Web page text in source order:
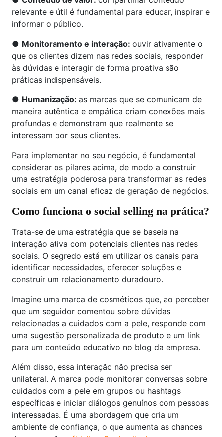
relevante e útil é fundamental para educar, inspirar e
informar o público.
● Monitoramento e interação: ouvir ativamente o
que os clientes dizem nas redes sociais, responder
às dúvidas e interagir de forma proativa são
práticas indispensáveis.
● Humanização: as marcas que se comunicam de
maneira autêntica e empática criam conexões mais
profundas e demonstram que realmente se
interessam por seus clientes.
Para implementar no seu negócio, é fundamental
considerar os pilares acima, de modo a construir
uma estratégia poderosa para transformar as redes
sociais em um canal eficaz de geração de negócios.
Como funciona o social selling na prática?
Trata-se de uma estratégia que se baseia na
interação ativa com potenciais clientes nas redes
sociais. O segredo está em utilizar os canais para
identificar necessidades, oferecer soluções e
construir um relacionamento duradouro.
Imagine uma marca de cosméticos que, ao perceber
que um seguidor comentou sobre dúvidas
relacionadas a cuidados com a pele, responde com
uma sugestão personalizada de produto e um link
para um conteúdo educativo no blog da empresa.
Além disso, essa interação não precisa ser
unilateral. A marca pode monitorar conversas sobre
cuidados com a pele em grupos ou hashtags
específicas e iniciar diálogos genuínos com pessoas
interessadas. É uma abordagem que cria um
ambiente de confiança, o que aumenta as chances